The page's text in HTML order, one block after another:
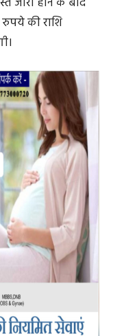
योजना के
को लाभान्वित
जारी होने के बाद
की राशि